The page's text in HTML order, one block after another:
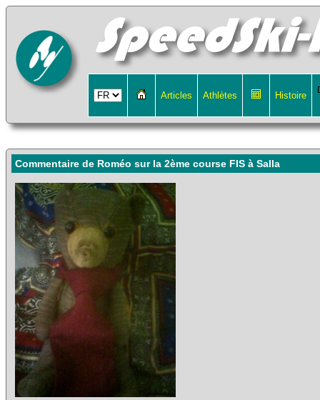
Articles Athlètes Histoire
Commentaire de Roméo sur la 2ème course FIS à Salla